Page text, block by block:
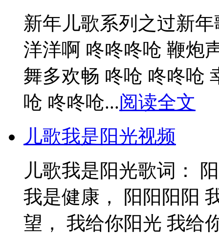
新年儿歌系列之过新
洋洋啊 咚咚咚呛 鞭炮
舞多欢畅 咚呛 咚咚呛
呛 咚咚呛...阅读全文
儿歌我是阳光视频
儿歌我是阳光歌词：
我是健康， 阳阳阳阳
望， 我给你阳光 我给